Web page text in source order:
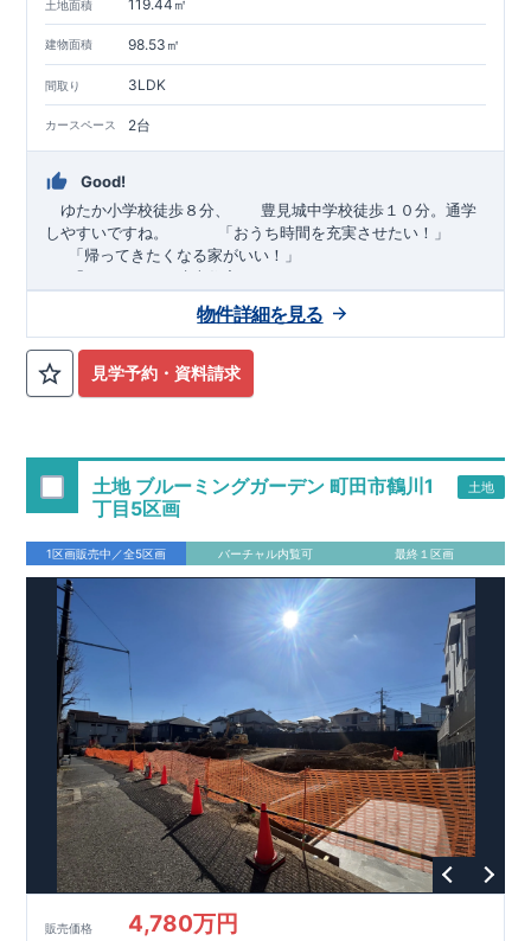
土地面積 119.44㎡
建物面積 98.53㎡
間取り 3LDK
カースペース 2台
Good!
ゆたか小学校徒歩８分、 豊見城中学校徒歩１０分。通学
しやすいですね。
「おうち時間を充実させたい！」
「帰ってきたくなる家がいい！」
「おしゃれなら建売住宅もありかも！」
TEL:098-860-2201（火・水曜日定休日、年末年始休み）
■オプションではありません！全棟標準搭載
ム・ガス衣類乾燥機・食洗器・宅配ボックス・玄関電子キー・
成材にヒノキを使用しております！
■長期優良住宅もっと詳しく
「いい家を作って、きちんと手
7つの厳しい技術基準をクリアした物件だけが認定を受けられる
長期優良住宅。
長期優良住宅として認定を受けるためには、国が定めた下記7つ
の技術基準をクリアする必要があります。東栄住宅は全棟でク
リア！①耐震性②劣化対策③維持管理性④住戸面積⑤省エネル
ギー性⑥居住環境⑦維持保全管理
そのほかの魅力として、住宅ローン金利優遇、固定資産税の減
税、中古市場での売却時にも有利です。
住宅性能評価ダブル
取得
「設計」と「建設」のダブルで性
能を評価されています！図面を第三者機関へ提出します。外部
評価委員が建設中に3回、竣工時に1回の現場検査が行われま
す。構造の安定、劣化の軽減、維持管理への配慮、温熱環境・
エネルギー消費量（断熱等性能）の必須4分野、空気環境で、最
高等級取得！ ■ 耐震等級3 もっと詳しく 東栄住宅の建物
は、国が定めた耐震最高等級3を取得。建築基準法に定められ
た、｢数百年に一度発生する地震に対して、倒壊、崩壊しない｣
という基準から、さらに1.5倍の耐震力を達成しています。
風等級2 災害時の損傷の受けにくさを評価されています。建築
1.2倍の暴風に対しても損傷を生じないことで耐風最高等級
当社こだわりの空間アイディアをショート動画で
ご紹介しています。ここをクリック
見学予約・資料請求
物件詳細を見る
土地 ブルーミングガーデン 町田市鶴川1
丁目5区画
土地
1区画販売中／全5区画 バーチャル内覧可 最終１区画
販売価格 4,780万円